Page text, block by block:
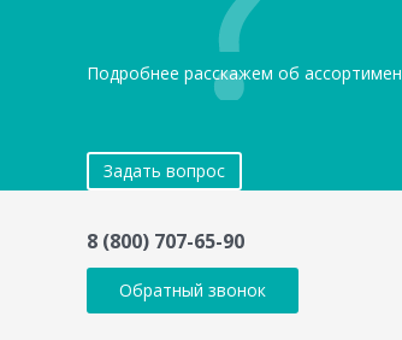
Подробнее расскажем об
Задать вопрос
8 (800) 707-65-90
Обратный звонок